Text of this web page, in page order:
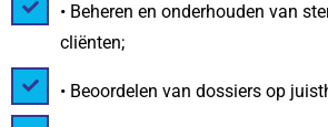
• Beheren en onderhouden van
cliënten;
• Beoordelen van dossiers op